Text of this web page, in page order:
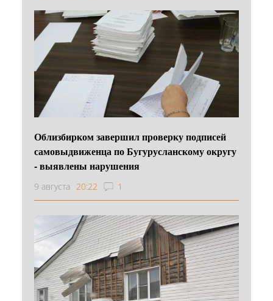
Облизбирком завершил проверку подписей
самовыдвиженца по Бугурусланскому округу
- выявлены нарушения
9 августа 20:22 1